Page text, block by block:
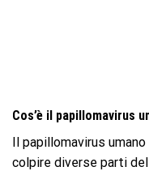
Cos’è il papillomavirus
Il papillomavirus
colpire diverse parti